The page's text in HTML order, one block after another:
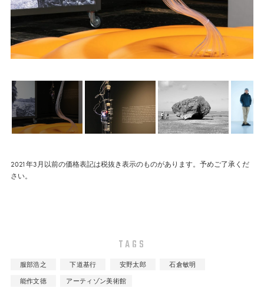
2021年3月以前の価格表記は税抜き表示のものがあります。予めご了承くだ
さい。
TAGS
服部浩之 下道基行 安野太郎
石倉敏明
能作文徳
アーティゾン美術館